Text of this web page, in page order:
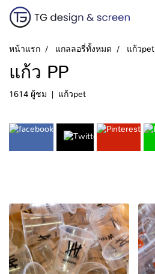
หน้าแรก แกลลอรี่ทั้งหมด แก้วpet
แก้ว PP
1614 ผู้ชม แก้วpet